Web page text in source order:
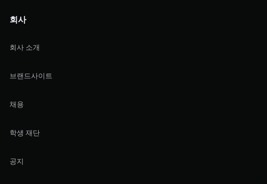
회사
회사 소개
브랜드사이트
채용
학생 재단
공지